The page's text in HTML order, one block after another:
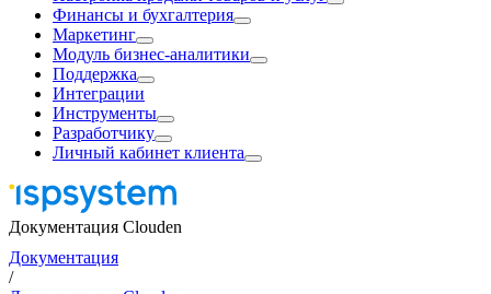
Финансы и бухгалтерия
Маркетинг
Модуль бизнес-аналитики
Поддержка
Интеграции
Инструменты
Разработчику
Личный кабинет клиента
Документация Clouden
Документация
/